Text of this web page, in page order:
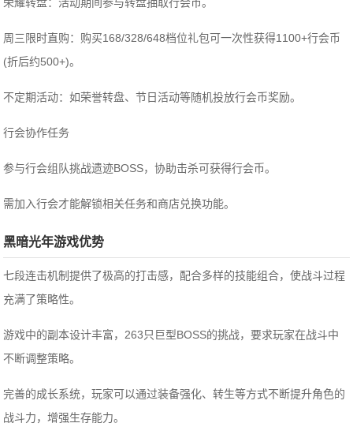
‌荣耀转盘‌：活动期间参与转盘抽取行会币‌。
‌周三限时直购‌：购买168/328/648档位礼包可一次性获得1100+行会币
(折后约500+)‌。
‌不定期活动‌：如荣誉转盘、节日活动等随机投放行会币奖励‌。
‌行会协作任务‌
参与行会组队挑战遗迹BOSS，协助击杀可获得行会币‌。
需加入行会才能解锁相关任务和商店兑换功能‌。
黑暗光年游戏优势
七段连击机制提供了极高的打击感，配合多样的技能组合，使战斗过程
充满了策略性。
游戏中的副本设计丰富，263只巨型BOSS的挑战，要求玩家在战斗中
不断调整策略。
完善的成长系统，玩家可以通过装备强化、转生等方式不断提升角色的
战斗力，增强生存能力。